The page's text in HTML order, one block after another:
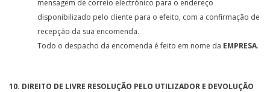
mensagem de correio electrónico para o endereço
disponibilizado pelo cliente para o efeito, com a confirmação de
recepção da sua encomenda.
Todo o despacho da encomenda é feito em nome da EMPRESA.
10. DIREITO DE LIVRE RESOLUÇÃO PELO UTILIZADOR E DEVOLUÇÃO